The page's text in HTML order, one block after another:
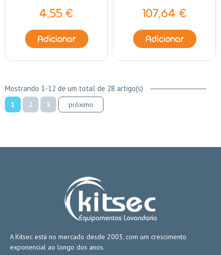
4,55 €
Adicionar
107,64 €
Adicionar
Mostrando 1-12 de um total de 28 artigo(s)
1 2 3 próximo
A Kitsec está no mercado desde 2003, com um crescimento
exponencial ao longo dos anos.